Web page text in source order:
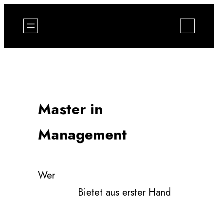
Inhalt
springen
Master in
Management
Bietet aus erster Hand
Wer